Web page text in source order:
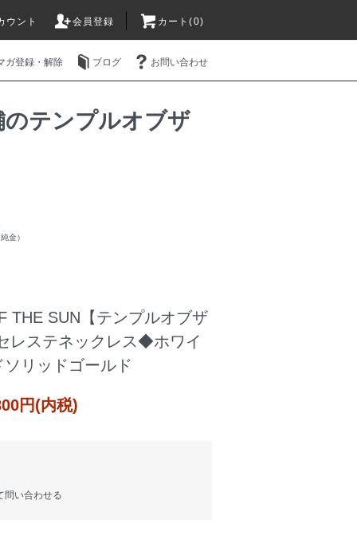
ウント 会員登録 カート(0)
ガ登録・解除 ブログ お問い合わせ
テンプルオブザ
金）
THE SUN【テンプルオブザ
レステネックレス◆ホワイ
ソリッドゴールド
円(内税)
問い合わせる